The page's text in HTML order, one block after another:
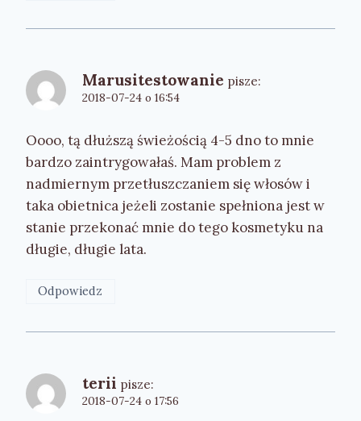
Marusitestowanie pisze:
2018-07-24 o 16:54
Oooo, tą dłuższą świeżością 4-5 dno to mnie
bardzo zaintrygowałaś. Mam problem z
nadmiernym przetłuszczaniem się włosów i
taka obietnica jeżeli zostanie spełniona jest w
stanie przekonać mnie do tego kosmetyku na
długie, długie lata.
Odpowiedz
terii pisze:
2018-07-24 o 17:56